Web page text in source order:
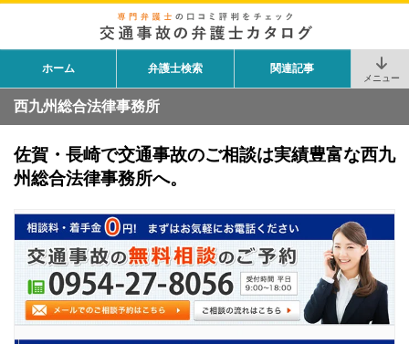
ホーム 弁護士検索 関連記事
メニュー
西九州総合法律事務所
佐賀・長崎で交通事故のご相談は実績豊富な西九
州総合法律事務所へ。